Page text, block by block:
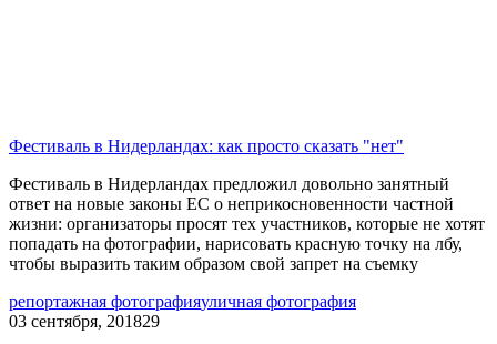
Фестиваль в Нидерландах: как просто сказать "нет"
Фестиваль в Нидерландах предложил довольно занятный
ответ на новые законы ЕС о неприкосновенности частной
жизни: организаторы просят тех участников, которые не хотят
попадать на фотографии, нарисовать красную точку на лбу,
чтобы выразить таким образом свой запрет на съемку
репортажная фотографияуличная фотография
03 сентября, 201829